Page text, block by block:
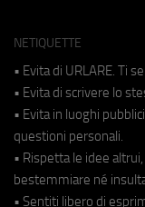
NETIQUETTE
• Evita di URLARE. Ti
• Evita di scrivere lo
• Evita in luoghi
questioni personali.
• Rispetta le idee
bestemmiare né
• Sentiti libero di